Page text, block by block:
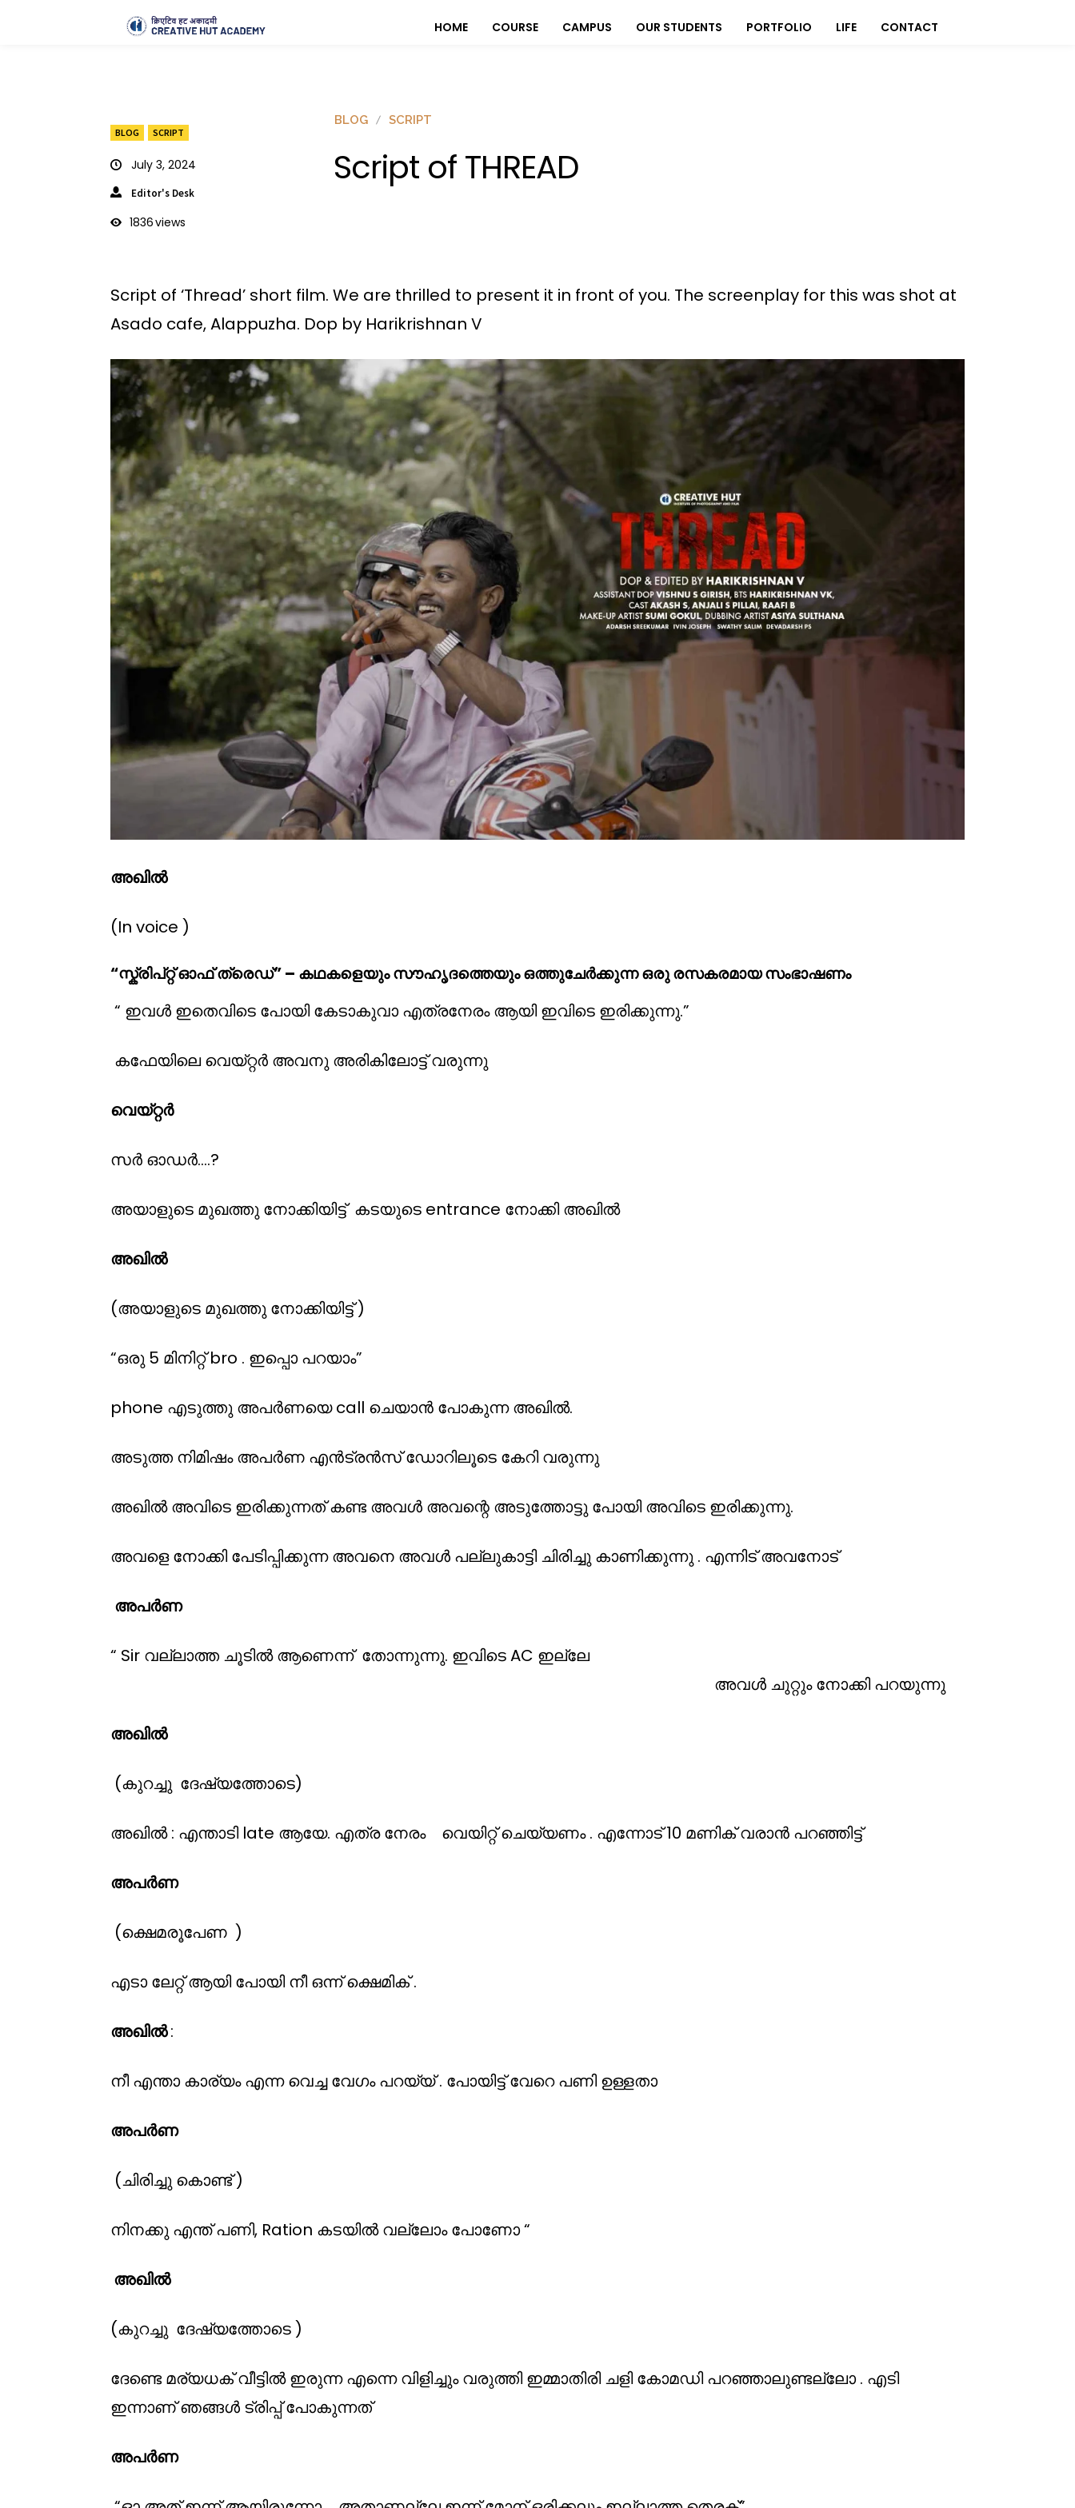
HOME COURSE CAMPUS OUR STUDENTS PORTFOLIO LIFE CONTACT
BLOG SCRIPT
July 3, 2024
Editor's Desk
1836views
BLOG SCRIPT
Script of THREAD
Script of ‘Thread’ short film. We are thrilled to present it in front of you. The screenplay for this was shot at
Asado cafe, Alappuzha. Dop by Harikrishnan V
അഖിൽ
(In voice )
“സ്ക്രിപ്റ്റ് ഓഫ് ത്രെഡ്” – കഥകളെയും സൗഹൃദത്തെയും ഒത്തുചേർക്കുന്ന ഒരു രസകരമായ സംഭാഷണം
“ ഇവൾ ഇതെവിടെ പോയി കേടാകുവാ എത്രനേരം ആയി ഇവിടെ ഇരിക്കുന്നു.”
കഫേയിലെ വെയ്റ്റർ അവനു അരികിലോട്ട് വരുന്നു
വെയ്റ്റർ
സർ ഓഡർ….?
അയാളുടെ മുഖത്തു നോക്കിയിട്ട് കടയുടെ entrance നോക്കി അഖിൽ
അഖിൽ
(അയാളുടെ മുഖത്തു നോക്കിയിട്ട് )
“ഒരു 5 മിനിറ്റ് bro . ഇപ്പൊ പറയാം”
phone എടുത്തു അപർണയെ call ചെയാൻ പോകുന്ന അഖിൽ.
അടുത്ത നിമിഷം അപർണ എൻട്രൻസ് ഡോറിലൂടെ കേറി വരുന്നു
അഖിൽ അവിടെ ഇരിക്കുന്നത് കണ്ട അവൾ അവന്റെ അടുത്തോട്ടു പോയി അവിടെ ഇരിക്കുന്നു.
അവളെ നോക്കി പേടിപ്പിക്കുന്ന അവനെ അവൾ പല്ലുകാട്ടി ചിരിച്ചു കാണിക്കുന്നു . എന്നിട് അവനോട്
അപർണ
“ Sir വല്ലാത്ത ചൂടിൽ ആണെന്ന് തോന്നുന്നു. ഇവിടെ AC ഇല്ലേ
അവൾ ചുറ്റും നോക്കി പറയുന്നു
അഖിൽ
(കുറച്ചു ദേഷ്യത്തോടെ)
അഖിൽ : എന്താടി late ആയേ. എത്ര നേരം വെയിറ്റ് ചെയ്യണം . എന്നോട് 10 മണിക് വരാൻ പറഞ്ഞിട്ട്
അപർണ
(ക്ഷെമരൂപേണ )
എടാ ലേറ്റ് ആയി പോയി നീ ഒന്ന് ക്ഷെമിക് .
അഖിൽ:
നീ എന്താ കാര്യം എന്ന വെച്ച വേഗം പറയ്യ് . പോയിട്ട് വേറെ പണി ഉള്ളതാ
അപർണ
(ചിരിച്ചു കൊണ്ട് )
നിനക്കു എന്ത് പണി, Ration കടയിൽ വല്ലോം പോണോ “
അഖിൽ
(കുറച്ചു ദേഷ്യത്തോടെ )
ദേണ്ടെ മര്യധക് വീട്ടിൽ ഇരുന്ന എന്നെ വിളിച്ചും വരുത്തി ഇമ്മാതിരി ചളി കോമഡി പറഞ്ഞാലുണ്ടല്ലോ . എടി
ഇന്നാണ് ഞങ്ങൾ ട്രിപ്പ് പോകുന്നത്
അപർണ